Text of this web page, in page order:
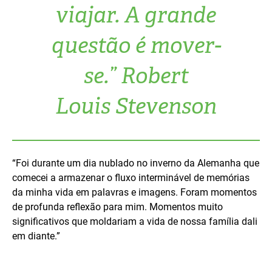
viajar. A grande
questão é mover-
se.” Robert
Louis Stevenson
“Foi durante um dia nublado no inverno da Alemanha que
comecei a armazenar o fluxo interminável de memórias
da minha vida em palavras e imagens. Foram momentos
de profunda reflexão para mim. Momentos muito
significativos que moldariam a vida de nossa família dali
em diante.”